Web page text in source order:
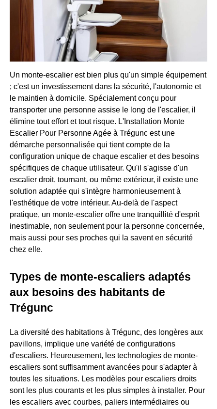
Un monte-escalier est bien plus qu'un simple équipement
; c'est un investissement dans la sécurité, l'autonomie et
le maintien à domicile. Spécialement conçu pour
transporter une personne assise le long de l'escalier, il
élimine tout effort et tout risque. L'Installation Monte
Escalier Pour Personne Agée à Trégunc est une
démarche personnalisée qui tient compte de la
configuration unique de chaque escalier et des besoins
spécifiques de chaque utilisateur. Qu'il s'agisse d'un
escalier droit, tournant, ou même extérieur, il existe une
solution adaptée qui s'intègre harmonieusement à
l'esthétique de votre intérieur. Au-delà de l'aspect
pratique, un monte-escalier offre une tranquillité d'esprit
inestimable, non seulement pour la personne concernée,
mais aussi pour ses proches qui la savent en sécurité
chez elle.
Types de monte-escaliers adaptés
aux besoins des habitants de
Trégunc
La diversité des habitations à Trégunc, des longères aux
pavillons, implique une variété de configurations
d'escaliers. Heureusement, les technologies de monte-
escaliers sont suffisamment avancées pour s'adapter à
toutes les situations. Les modèles pour escaliers droits
sont les plus courants et les plus simples à installer. Pour
les escaliers avec courbes, paliers intermédiaires ou